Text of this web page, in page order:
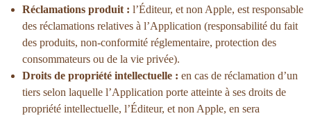
Réclamations produit : l’Éditeur, et non Apple, est responsable
des réclamations relatives à l’Application (responsabilité du fait
des produits, non-conformité réglementaire, protection des
consommateurs ou de la vie privée).
Droits de propriété intellectuelle : en cas de réclamation d’un
tiers selon laquelle l’Application porte atteinte à ses droits de
propriété intellectuelle, l’Éditeur, et non Apple, en sera